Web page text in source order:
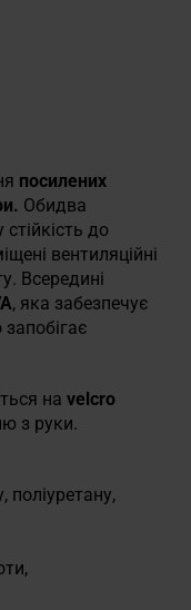
посилених
Обидва
до
вентиляційні
Всередині
, яка забезпечує
на velcro
з руки.
поліуретану,